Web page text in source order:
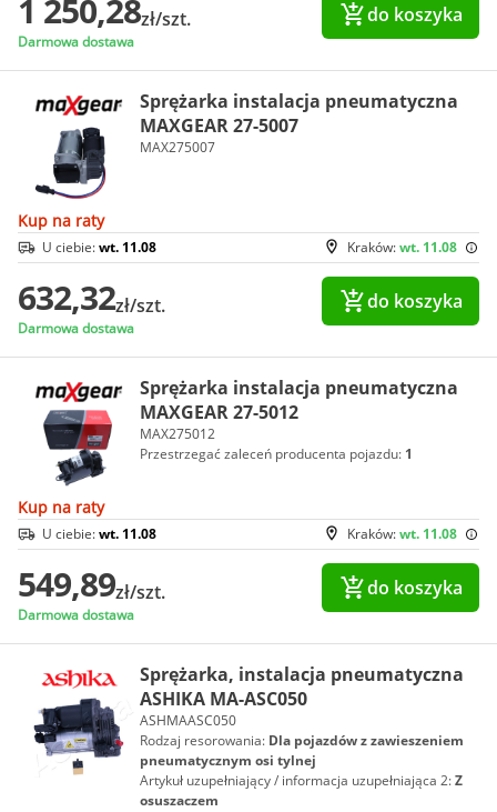
1 250,28zł/szt.
Darmowa dostawa
do koszyka
Sprężarka instalacja pneumatyczna
MAXGEAR 27-5007
MAX275007
Kup na raty
Kraków:wt. 11.08
U ciebie:wt. 11.08
632,32zł/szt.
Darmowa dostawa
do koszyka
Sprężarka instalacja pneumatyczna
MAXGEAR 27-5012
MAX275012
Przestrzegać zaleceń producenta pojazdu: 1
Kup na raty
Kraków:wt. 11.08
U ciebie:wt. 11.08
549,89zł/szt.
Darmowa dostawa
do koszyka
Sprężarka, instalacja pneumatyczna
ASHIKA MA-ASC050
ASHMAASC050
Rodzaj resorowania: Dla pojazdów z zawieszeniem
pneumatycznym osi tylnej
Artykuł uzupełniający / informacja uzupełniająca 2:Z
osuszaczem